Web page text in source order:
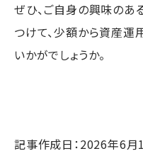
ぜひ、ご自身の興味のあ
つけて、少額から資産
いかがでしょうか。
記事作成日：2026年6月